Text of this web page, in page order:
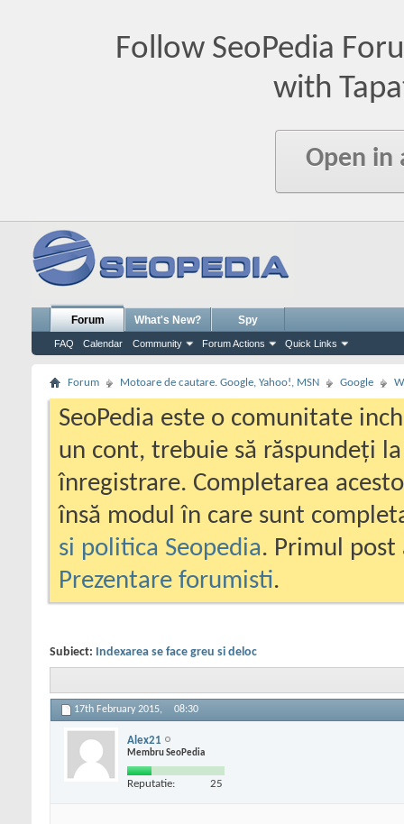
Follow SeoPedia
with
Open in
Forum
FAQ Calendar Community Forum Actions Quick Links
What's New? Spy
Forum Motoare de cautare. Google, Yahoo!, MSN Google
SeoPedia este o comunitate
un cont, trebuie să răspundeți
înregistrare. Completarea
însă modul în care sunt
si politica Seopedia. Primul
Prezentare forumisti.
Subiect: Indexarea se face greu si deloc
17th February 2015, 08:30
Alex21
Membru SeoPedia
Reputatie: 25